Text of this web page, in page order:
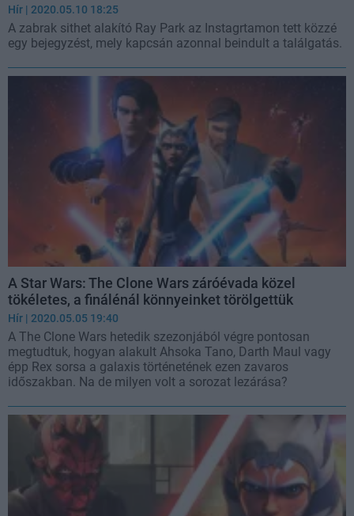
Hír | 2020.05.10 18:25
A zabrak sithet alakító Ray Park az Instagrtamon tett közzé
egy bejegyzést, mely kapcsán azonnal beindult a találgatás.
A Star Wars: The Clone Wars záróévada közel
tökéletes, a finálénál könnyeinket törölgettük
Hír | 2020.05.05 19:40
A The Clone Wars hetedik szezonjából végre pontosan
megtudtuk, hogyan alakult Ahsoka Tano, Darth Maul vagy
épp Rex sorsa a galaxis történetének ezen zavaros
időszakban. Na de milyen volt a sorozat lezárása?